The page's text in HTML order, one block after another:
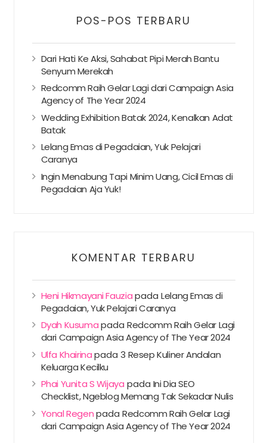
POS-POS TERBARU
Dari Hati Ke Aksi, Sahabat Pipi Merah Bantu
Senyum Merekah
Redcomm Raih Gelar Lagi dari Campaign Asia
Agency of The Year 2024
Wedding Exhibition Batak 2024, Kenalkan Adat
Batak
Lelang Emas di Pegadaian, Yuk Pelajari
Caranya
Ingin Menabung Tapi Minim Uang, Cicil Emas di
Pegadaian Aja Yuk!
KOMENTAR TERBARU
Heni Hikmayani FauziapadaLelang Emas di
Pegadaian, Yuk Pelajari Caranya
Dyah KusumapadaRedcomm Raih Gelar Lagi
dari Campaign Asia Agency of The Year 2024
Ulfa Khairinapada3 Resep Kuliner Andalan
Keluarga Kecilku
Phai Yunita S Wijaya pada Ini Dia SEO
Checklist, Ngeblog Memang Tak Sekadar Nulis
Yonal RegenpadaRedcomm Raih Gelar Lagi
dari Campaign Asia Agency of The Year 2024